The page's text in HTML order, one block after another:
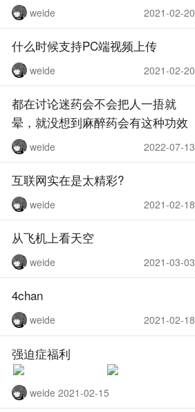
weide 2021-02-20
什么时候支持PC端视频上传
weide 2021-02-20
都在讨论迷药会不会把人一捂就
晕，就没想到麻醉药会有这种功效
weide 2022-07-13
互联网实在是太精彩?
weide 2021-02-18
从飞机上看天空
weide 2021-03-03
4chan
weide 2021-02-18
强迫症福利
weide 2021-02-15